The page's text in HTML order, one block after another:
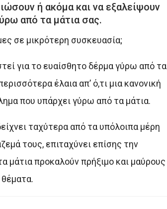
ή ακόμα και να εξαλείψουν
από τα μάτια σας.
σε μικρότερη συσκευασία;
για το ευαίσθητο δέρμα γύρω από τα
έλαια απ’ ό,τι μια κανονική
που υπάρχει γύρω από τα μάτια.
ταχύτερα από τα υπόλοιπα μέρη
τους, επιταχύνει επίσης την
μάτια προκαλούν πρήξιμο και μαύρους